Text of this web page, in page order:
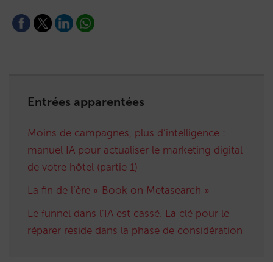
Entrées apparentées
Moins de campagnes, plus d’intelligence :
manuel IA pour actualiser le marketing digital
de votre hôtel (partie 1)
La fin de l’ère « Book on Metasearch »
Le funnel dans l’IA est cassé. La clé pour le
réparer réside dans la phase de considération